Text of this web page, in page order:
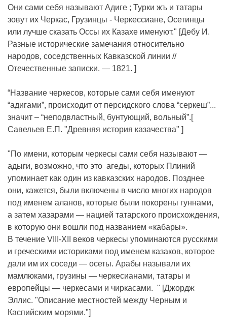
Они сами себя называют Адиге ; Турки жъ и татары
зовут их Черкас, Грузинцы - Черкессиане, Осетинцы
или лучше сказать Оссы их Казахе именуют." [Дебу И.
Разные исторические замечания относительно
народов, соседственных Кавказской линии //
Отечественные записки. — 1821. ]
“Название черкесов, которые сами себя именуют
“адигами”, происходит от персидского слова “серкеш”...
значит – “неподвластный, бунтующий, вольный”.[
Савельев Е.П. "Древняя история казачества" ]
"По имени, которым черкесы сами себя называют —
адыги, возможно, что это агеды, которых Плиний
упоминает как один из кавказских народов. Позднее
они, кажется, были включены в число многих народов
под именем аланов, которые были покорены гуннами,
а затем хазарами — нацией татарского происхождения,
в которую они вошли под названием «кабары».
В течение VIII-ХII веков черкесы упоминаются русскими
и греческими историками под именем казаков, которое
дали им их соседи — осеты. Арабы называли их
мамлюками, грузины — черкесианами, татары и
европейцы — черкесами и чиркасами. " [Джордж
Эллис. "Описание местностей между Черным и
Каспийским морями."]